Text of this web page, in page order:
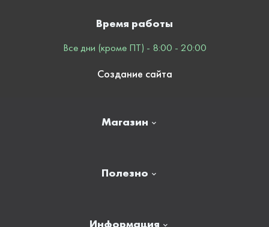
Магазин
Полезно
Информация
Время работы
Все дни (кроме ПТ) - 8:00 - 20:00
Создание сайта